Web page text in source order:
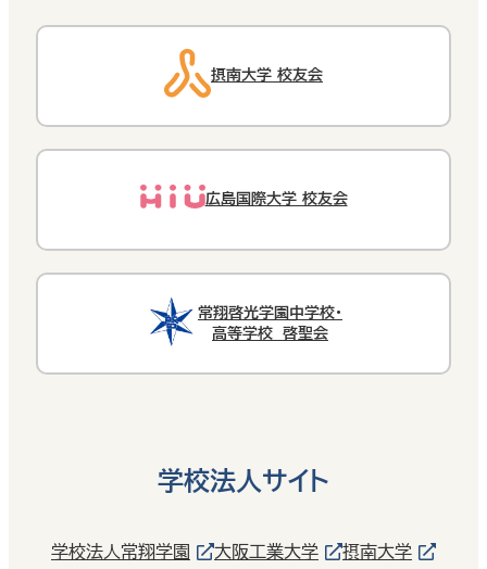
摂南大学 校友会
広島国際大学 校友会
常翔啓光学園中学校・
高等学校 啓聖会
学校法人サイト
学校法人常翔学園 大阪工業大学 摂南大学